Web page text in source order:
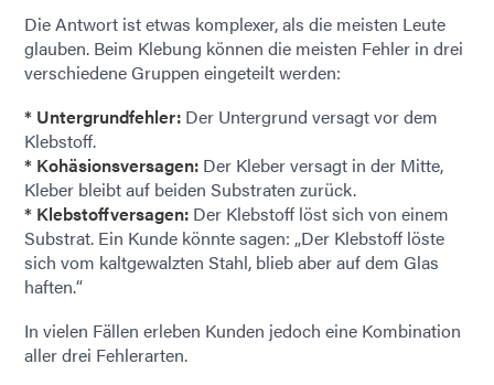
Die Antwort ist etwas komplexer, als die meisten Leute
glauben. Beim Klebung können die meisten Fehler in drei
verschiedene Gruppen eingeteilt werden:
* Untergrundfehler: Der Untergrund versagt vor dem
Klebstoff.
* Kohäsionsversagen: Der Kleber versagt in der Mitte,
Kleber bleibt auf beiden Substraten zurück.
* Klebstoffversagen: Der Klebstoff löst sich von einem
Substrat. Ein Kunde könnte sagen: „Der Klebstoff löste
sich vom kaltgewalzten Stahl, blieb aber auf dem Glas
haften.“
In vielen Fällen erleben Kunden jedoch eine Kombination
aller drei Fehlerarten.